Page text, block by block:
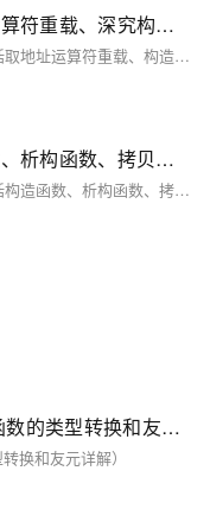
【c++】类和对象（下）（取地址运算符重载、深究构造函数、类型转换、static修饰成员、友元、内部类、匿名对象）
本文介绍了C++中类和对象的高级特性，包括取地址运算符重载、构造函数的初始化列表、类型转换、static修饰成员、友元、内部类及匿名对象等内容。文章详细解释了每个概念的使用方法和注意事项，帮助读者深入了解C++面向对象编程的核心机制。
【c++】类和对象（中）（构造函数、析构函数、拷贝构造、赋值重载）
本文深入探讨了C++类的默认成员函数，包括构造函数、析构函数、拷贝构造函数和赋值重载。构造函数用于对象的初始化，析构函数用于对象销毁时的资源清理，拷贝构造函数用于对象的拷贝，赋值重载用于已存在对象的赋值。文章详细介绍了每个函数的特点、使用方法及注意事项，并提供了代码示例。这些默认成员函数确保了资源的正确管理和对象状态的维护。
C++入门4——类与对象3-2（构造函数的类型转换和友元详解）
换和友元详解）